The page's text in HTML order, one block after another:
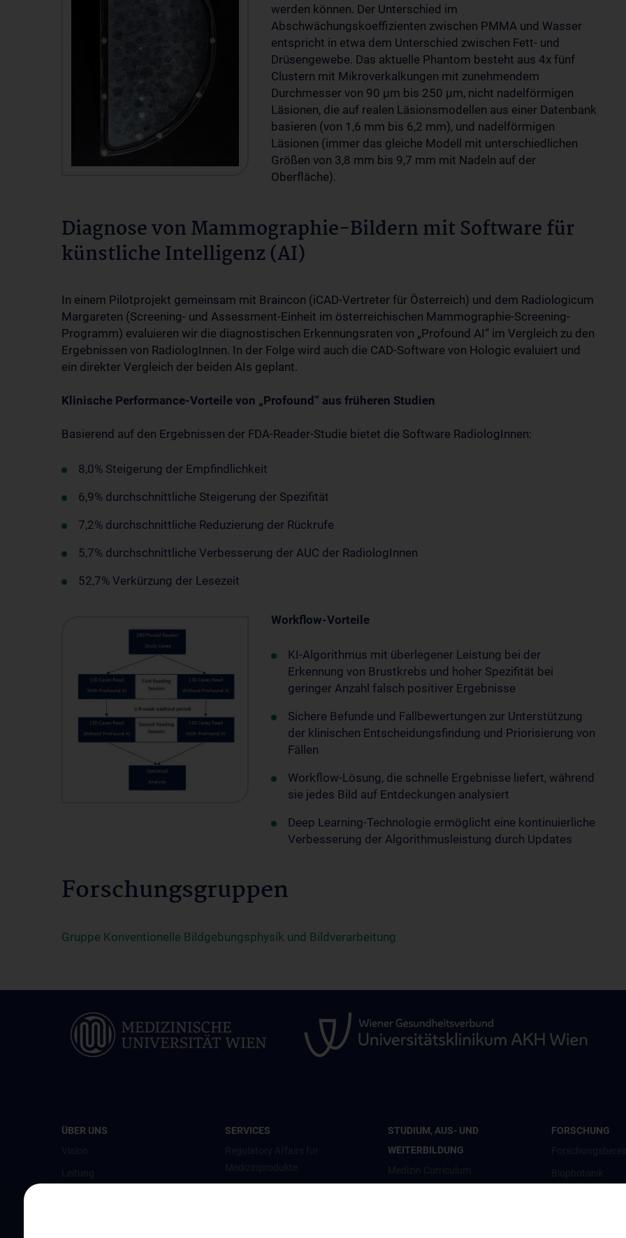
werden können. Der Unterschied im
Abschwächungskoeffizienten zwischen PMMA und Wasser
entspricht in etwa dem Unterschied zwischen Fett- und
Drüsengewebe. Das aktuelle Phantom besteht aus 4x fünf
Clustern mit Mikroverkalkungen mit zunehmendem
Durchmesser von 90 µm bis 250 µm, nicht nadelförmigen
Läsionen, die auf realen Läsionsmodellen aus einer Datenbank
basieren (von 1,6 mm bis 6,2 mm), und nadelförmigen
Läsionen (immer das gleiche Modell mit unterschiedlichen
Größen von 3,8 mm bis 9,7 mm mit Nadeln auf der
Oberfläche).
Diagnose von Mammographie-Bildern mit Software für
künstliche Intelligenz (AI)
In einem Pilotprojekt gemeinsam mit Braincon (iCAD-Vertreter für Österreich) und dem Radiologicum
Margareten (Screening- und Assessment-Einheit im österreichischen Mammographie-Screening-
Programm) evaluieren wir die diagnostischen Erkennungsraten von „Profound AI“ im Vergleich zu den
Ergebnissen von RadiologInnen. In der Folge wird auch die CAD-Software von Hologic evaluiert und
ein direkter Vergleich der beiden AIs geplant.
Klinische Performance-Vorteile von „Profound“ aus früheren Studien
Basierend auf den Ergebnissen der FDA-Reader-Studie bietet die Software RadiologInnen:
8,0% Steigerung der Empfindlichkeit
6,9% durchschnittliche Steigerung der Spezifität
7,2% durchschnittliche Reduzierung der Rückrufe
5,7% durchschnittliche Verbesserung der AUC der RadiologInnen
52,7% Verkürzung der Lesezeit
Workflow-Vorteile
KI-Algorithmus mit überlegener Leistung bei der
Erkennung von Brustkrebs und hoher Spezifität bei
geringer Anzahl falsch positiver Ergebnisse
Sichere Befunde und Fallbewertungen zur Unterstützung
der klinischen Entscheidungsfindung und Priorisierung von
Fällen
Workflow-Lösung, die schnelle Ergebnisse liefert, während
sie jedes Bild auf Entdeckungen analysiert
Deep Learning-Technologie ermöglicht eine kontinuierliche
Verbesserung der Algorithmusleistung durch Updates
Forschungsgruppen
Gruppe Konventionelle Bildgebungsphysik und Bildverarbeitung
ÜBER UNS
SERVICES
STUDIUM, AUS- UND
WEITERBILDUNG
FORSCHUNG